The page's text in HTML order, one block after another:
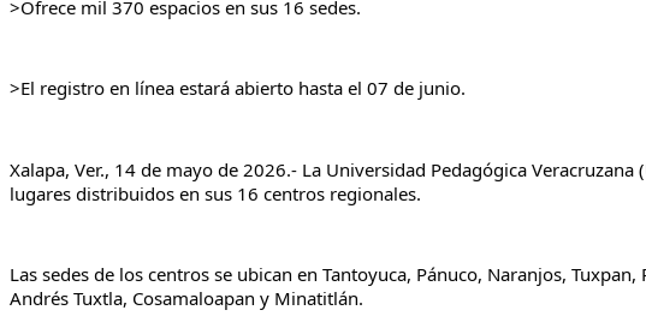
>Ofrece mil 370 espacios en sus 16 sedes.
>El registro en línea estará abierto hasta el 07 de junio.
Xalapa, Ver., 14 de mayo de 2026.- La Universidad Pedagógica
lugares distribuidos en sus 16 centros regionales.
Las sedes de los centros se ubican en Tantoyuca, Pánuco, Naranjos,
Andrés Tuxtla, Cosamaloapan y Minatitlán.